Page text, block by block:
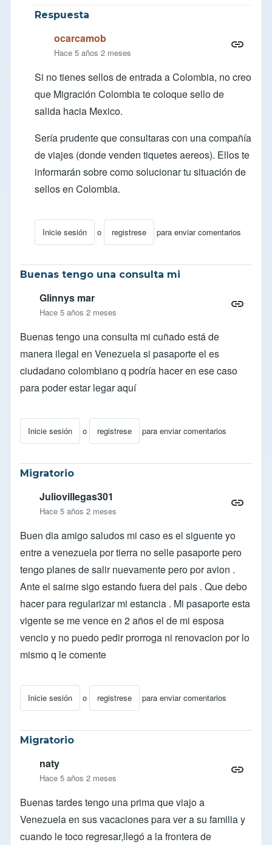
Respuesta
ocarcamob
Hace 5 años 2 meses
Si no tienes sellos de entrada a Colombia, no creo
que Migración Colombia te coloque sello de
salida hacia Mexico.
Sería prudente que consultaras con una compañía
de viajes (donde venden tiquetes aereos). Ellos te
informarán sobre como solucionar tu situación de
sellos en Colombia.
Inicie sesión o registrese para enviar comentarios
En respuesta a MigracionporHILAI
Buenas tengo una consulta mi
Glinnys mar
Hace 5 años 2 meses
Buenas tengo una consulta mi cuñado está de
manera ilegal en Venezuela si pasaporte el es
ciudadano colombiano q podría hacer en ese caso
para poder estar legar aquí
Inicie sesión o registrese para enviar comentarios
Migratorio
Juliovillegas301
Hace 5 años 2 meses
Buen dia amigo saludos mi caso es el siguente yo
entre a venezuela por tierra no selle pasaporte pero
tengo planes de salir nuevamente pero por avion .
Ante el saime sigo estando fuera del pais . Que debo
hacer para regularizar mi estancia . Mi pasaporte esta
vigente se me vence en 2 años el de mi esposa
vencio y no puedo pedir prorroga ni renovacion por lo
mismo q le comente
Inicie sesión o registrese para enviar comentarios
Migratorio
naty
Hace 5 años 2 meses
Buenas tardes tengo una prima que viajo a
Venezuela en sus vacaciones para ver a su familia y
cuando le toco regresar,llegó a la frontera de